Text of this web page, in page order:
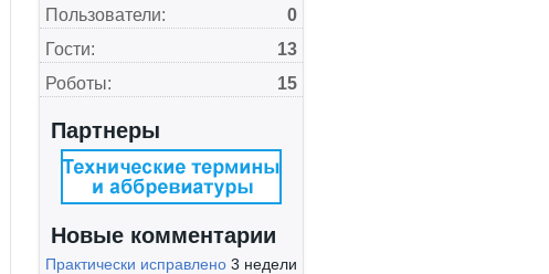
Пользователи:
0
Гости:
13
Роботы:
15
Партнеры
Новые комментарии
Практически исправлено 3 недели